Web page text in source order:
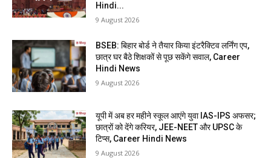
Hindi...
9 August 2026
BSEB: बिहार बोर्ड ने तैयार किया इंटरैक्टिव लर्निंग एप,
छात्र घर बैठे शिक्षकों से पूछ सकेंगे सवाल, Career
Hindi News
9 August 2026
यूपी में अब हर महीने स्कूल आएंगे युवा IAS-IPS अफसर;
छात्रों को देंगे करियर, JEE-NEET और UPSC के
टिप्स, Career Hindi News
9 August 2026